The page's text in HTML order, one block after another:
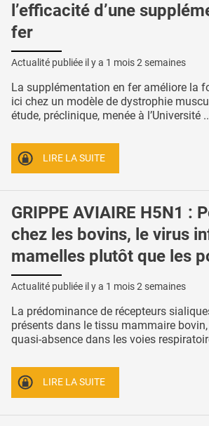
l’efficacité d’une
fer
Actualité publiée il y a 1 mois 2 semaines
La supplémentation en fer améliore la
ici chez un modèle de dystrophie
étude, préclinique, menée à l’Université
LIRE LA SUITE
GRIPPE AVIAIRE H5N1 :
chez les bovins, le virus
mamelles plutôt que les
Actualité publiée il y a 1 mois 2 semaines
La prédominance de récepteurs
présents dans le tissu mammaire
quasi-absence dans les voies
LIRE LA SUITE